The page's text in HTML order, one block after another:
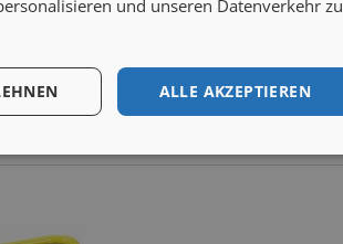
und unseren Datenverkehr zu
ALLE AKZEPTIEREN